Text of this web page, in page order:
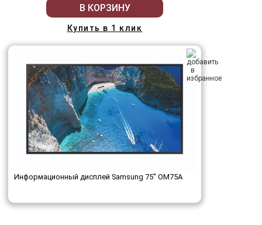
В КОРЗИНУ
Купить в 1 клик
Информационный дисплей Samsung 75" OM75A